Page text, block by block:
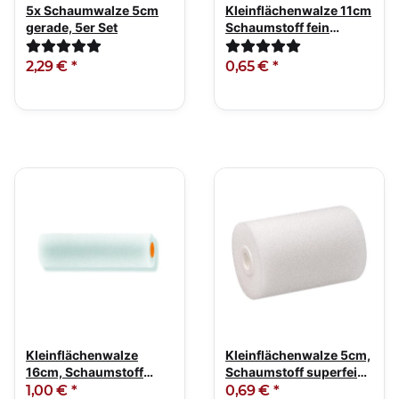
5x Schaumwalze 5cm
gerade, 5er Set
2,29 € *
Kleinflächenwalze 11cm
Schaumstoff fein
gerade
0,65 € *
Kleinflächenwalze
16cm, Schaumstoff
superfein gerade
1,00 € *
Kleinflächenwalze 5cm,
Schaumstoff superfein
gerade
0,69 € *